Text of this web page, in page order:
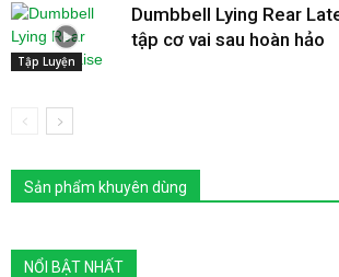
Tập Luyện
Dumbbell Lying Rear
tập cơ vai sau hoàn hảo
Sản phẩm khuyên dùng
NỔI BẬT NHẤT